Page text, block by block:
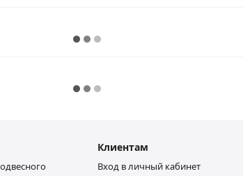
Клиентам
Вход в личный кабинет